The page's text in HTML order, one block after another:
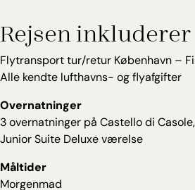
Rejsen inkluderer
Flytransport tur/retur København –
Alle kendte lufthavns- og flyafgifter
Overnatninger
3 overnatninger på Castello di
Junior Suite Deluxe værelse
Måltider
Morgenmad